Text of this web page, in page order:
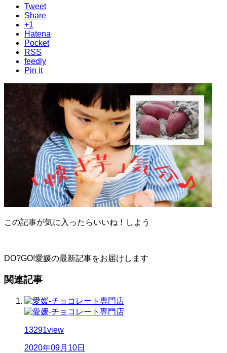
Tweet
Share
+1
Hatena
Pocket
RSS
feedly
Pin it
この記事が気に入ったらいいね！しよう
DO?GO!愛媛の最新記事をお届けします
関連記事
13291view
2020年09月10日